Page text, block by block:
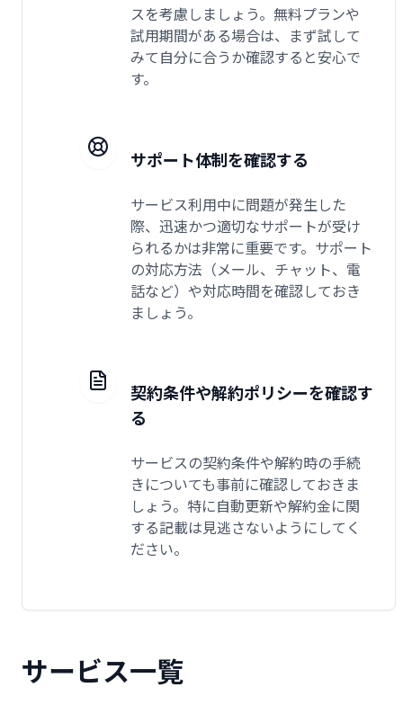
スを考慮しましょう。無料プランや
試用期間がある場合は、まず試して
みて自分に合うか確認すると安心で
す。
サポート体制を確認する
サービス利用中に問題が発生した
際、迅速かつ適切なサポートが受け
られるかは非常に重要です。サポート
の対応方法（メール、チャット、電
話など）や対応時間を確認しておき
ましょう。
契約条件や解約ポリシーを確認す
る
サービスの契約条件や解約時の手続
きについても事前に確認しておきま
しょう。特に自動更新や解約金に関
する記載は見逃さないようにしてく
ださい。
サービス一覧